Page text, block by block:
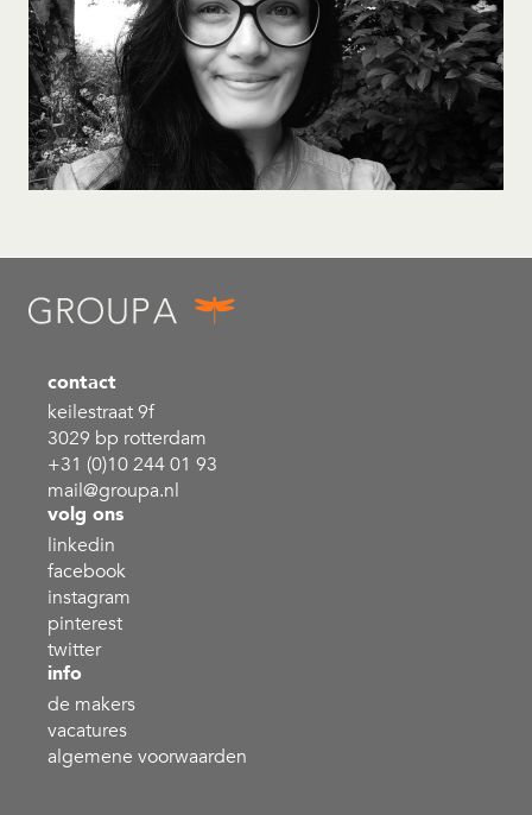
contact
keilestraat 9f
3029 bp rotterdam
+31 (0)10 244 01 93
mail@groupa.nl
volg ons
linkedin
facebook
instagram
pinterest
twitter
info
de makers
vacatures
algemene voorwaarden